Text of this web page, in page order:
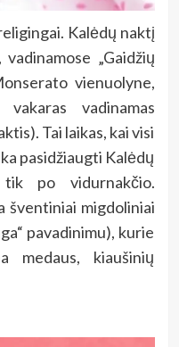
Kalėdų naktį
„Gaidžių
vienuolyne,
vadinamas
Tai laikas, kai visi
pasidžiaugti Kalėdų
po vidurnakčio.
šventiniai migdoliniai
pavadinimu), kurie
medaus, kiaušinių